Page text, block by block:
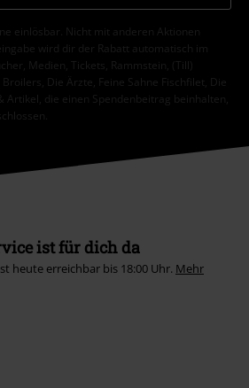
einlösbar. Nicht mit anderen Aktionen
wird dir der Rabatt automatisch im
Medien, Tickets, Rammstein, (Till)
Broilers, Die Ärzte, Feine Sahne Fischfilet, Die
Artikel, die einen Spendenbeitrag beinhalten,
ist für dich da
heute erreichbar bis 18:00 Uhr. Mehr